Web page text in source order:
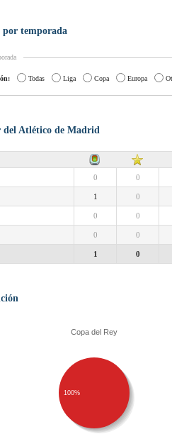
por temporada
Todas Liga Copa Europa
del Atlético de Madrid
0 0
1 0
0 0
0 0
1 0
Copa del Rey
100%